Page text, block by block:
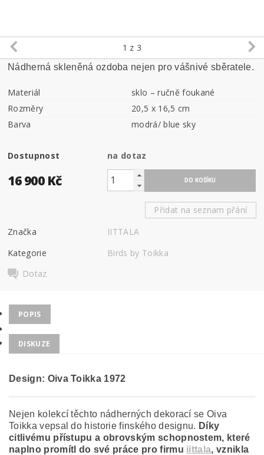
1 z 3
Nádherná skleněná ozdoba nejen pro vášnivé sběratele.
Materiál
sklo – ručně foukané
Rozměry
20,5 x 16,5 cm
Barva
modrá/ blue sky
Dostupnost na dotaz
16 900 Kč
Přidat na seznam přání
Značka
IITTALA
Kategorie
Birds by Toikka
Dotaz
POPIS
DISKUZE
Design: Oiva Toikka 1972
Nejen kolekcí těchto nádherných dekorací se Oiva
Toikka vepsal do historie finského designu. Díky
citlivému přístupu a obrovským schopnostem, které
naplno promítl do své práce pro firmu iittala, vznikla